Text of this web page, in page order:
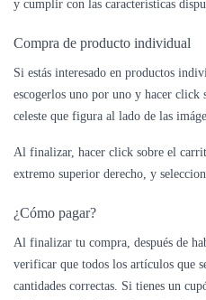
y cumplir con las características
Compra de producto individual
Si estás interesado en productos
escogerlos uno por uno y hacer
celeste que figura al lado de las
Al finalizar, hacer click sobre el
extremo superior derecho, y
¿Cómo pagar?
Al finalizar tu compra, después de
verificar que todos los artículos que
cantidades correctas. Si tienes un